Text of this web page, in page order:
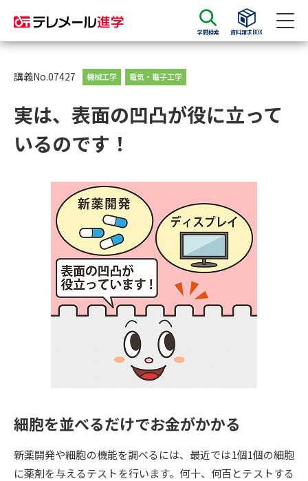
学問検索 資料請求BOX
資料請求
大学・短大の資料種類から請求
総合型選抜・学校推薦型選抜 募
集要項＆願書
募集要項＆願書
大学・短大以外の資料から請求
専門学校の資料請求 大学院の資料請求
留学・進学関連、塾・予備校
大学入学共通テスト「受験案
内」の請求
幼稚園教員資格認定試験 小学校教員資格認定試験
高等学校（情報）教員資格認定
試験
講義No.07427 機械工学 電気・電子工学
実は、表面の凹凸が役に立って
いるのです！
細胞を並べるだけでお金がかかる
新薬開発や細胞の機能を調べるには、最近では1個1個の細胞
に薬剤を与えるテストを行います。何十、何百とテストする